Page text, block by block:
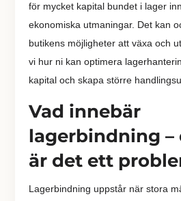
för mycket kapital bundet i lager
ekonomiska utmaningar. Det kan
butikens möjligheter att växa och
vi hur ni kan optimera
kapital och skapa större
Vad innebär
lagerbindning –
är det ett
Lagerbindning uppstår när stora